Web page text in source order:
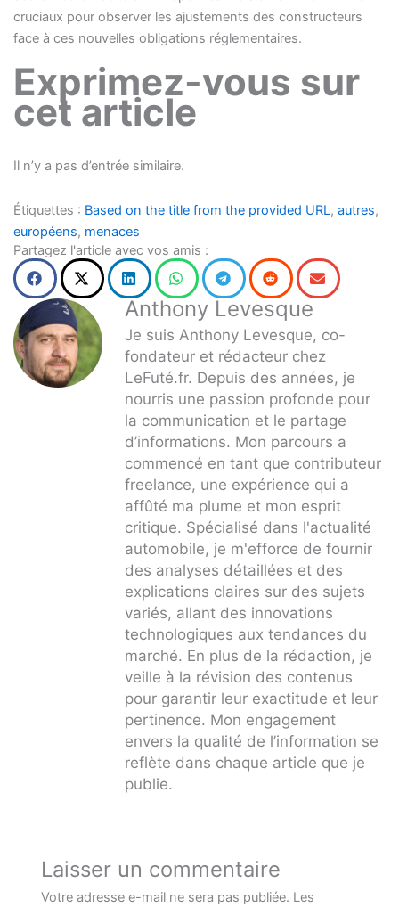
cruciaux pour observer les ajustements des constructeurs
face à ces nouvelles obligations réglementaires.
Exprimez-vous sur
cet article
Il n’y a pas d’entrée similaire.
Étiquettes : Based on the title from the provided URL, autres,
européens, menaces
Partagez l'article avec vos amis :
Anthony Levesque
Je suis Anthony Levesque, co-
fondateur et rédacteur chez
LeFuté.fr. Depuis des années, je
nourris une passion profonde pour
la communication et le partage
d’informations. Mon parcours a
commencé en tant que contributeur
freelance, une expérience qui a
affûté ma plume et mon esprit
critique. Spécialisé dans l'actualité
automobile, je m'efforce de fournir
des analyses détaillées et des
explications claires sur des sujets
variés, allant des innovations
technologiques aux tendances du
marché. En plus de la rédaction, je
veille à la révision des contenus
pour garantir leur exactitude et leur
pertinence. Mon engagement
envers la qualité de l’information se
reflète dans chaque article que je
publie.
Laisser un commentaire
Votre adresse e-mail ne sera pas publiée. Les